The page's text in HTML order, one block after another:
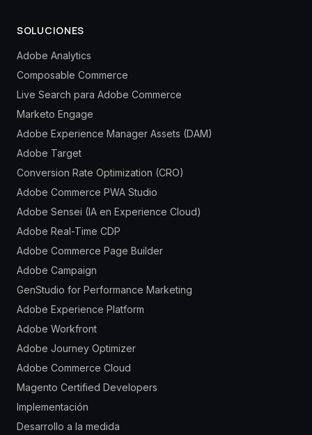
SOLUCIONES
Adobe Analytics
Composable Commerce
Live Search para Adobe Commerce
Marketo Engage
Adobe Experience Manager Assets (DAM)
Adobe Target
Conversion Rate Optimization (CRO)
Adobe Commerce PWA Studio
Adobe Sensei (IA en Experience Cloud)
Adobe Real-Time CDP
Adobe Commerce Page Builder
Adobe Campaign
GenStudio for Performance Marketing
Adobe Experience Platform
Adobe Workfront
Adobe Journey Optimizer
Adobe Commerce Cloud
Magento Certified Developers
Implementación
Desarrollo a la medida